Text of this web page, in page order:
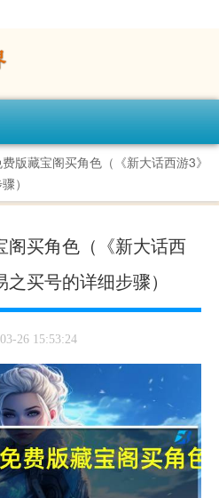
版藏宝阁买角色（《新大话西游3》
）
阁买角色（《新大话西
买号的详细步骤）
26 15:53:24